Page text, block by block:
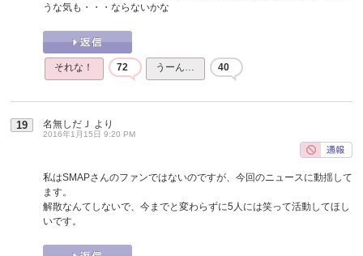
うな気も・・・ならないかな
それな！ 72 うーん… 40
19 名無しだＪ より
2016年1月15日 9:20 PM
私はSMAPさんのファンではないのですが、今回のニュースに動揺して
ます。
解散なんてしないで、今までと変わらずに5人には笑って活動してほし
いです。